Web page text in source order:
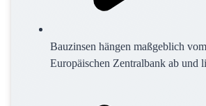
Bauzinsen hängen maßgeblich
Europäischen Zentralbank ab und